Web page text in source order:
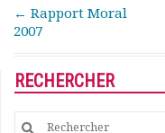
Post navigation
← Rapport Moral
2007
RECHERCHER
Search